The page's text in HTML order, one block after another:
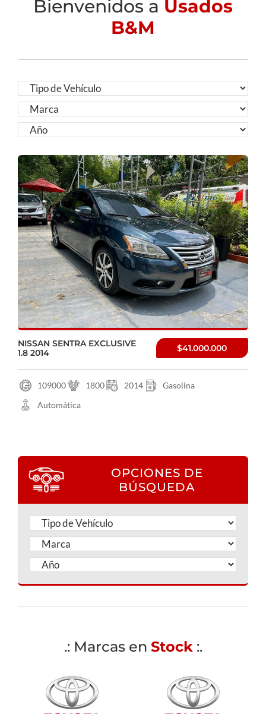
Bienvenidos a Usados
B&M
NISSAN SENTRA EXCLUSIVE
1.8 2014
$41.000.000
109000 1800 2014
Gasolina
Automática
OPCIONES DE
BÚSQUEDA
.: Marcas en Stock:.